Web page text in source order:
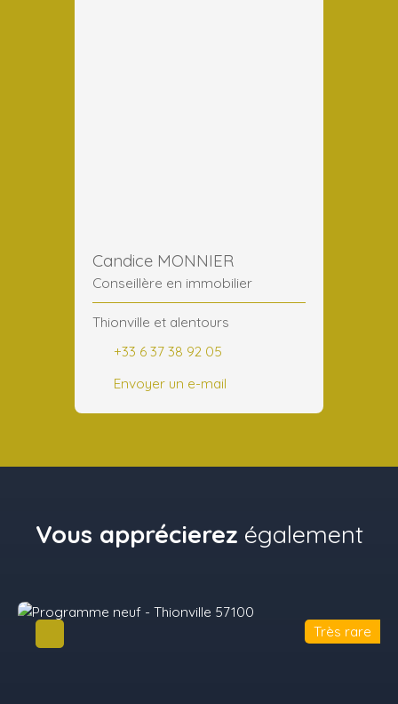
Candice MONNIER
Conseillère en immobilier
Thionville et alentours
+33 6 37 38 92 05
Envoyer un e-mail
Vous apprécierez également
Très rare